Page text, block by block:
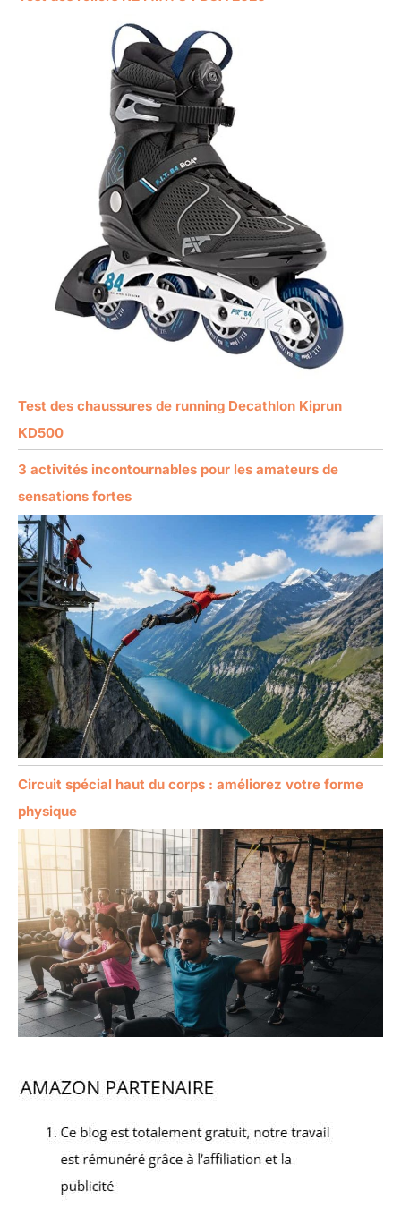
Test des chaussures de running Decathlon Kiprun
KD500
3 activités incontournables pour les amateurs de
sensations fortes
Circuit spécial haut du corps : améliorez votre forme
physique